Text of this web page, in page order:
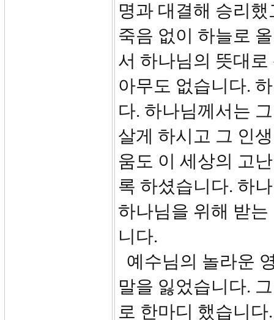
명과 대결해 승리
죽음 없이 하늘로
서 하나님의 뜻대
아무도 없습니다.
다. 하나님께서는
살게 하시고 그 인
움도 이 세상의 고
록 하셨습니다. 하
하나님을 위해 받
니다.
예수님의 놀라운
말을 잃었습니다.
로 한마디 했습니